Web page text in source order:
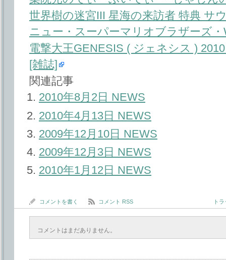
世界樹の迷宮III 星海の来訪者 特典 サ
ニュー・スーパーマリオブラザーズ・
電撃大王GENESIS ( ジェネシス )
[雑誌]
関連記事
2010年8月2日 NEWS
2010年4月13日 NEWS
2009年12月10日 NEWS
2009年12月3日 NEWS
2010年1月12日 NEWS
コメントを書く コメント RSS ト
コメントはまだありません。